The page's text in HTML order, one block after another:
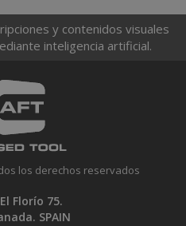
y contenidos visuales
inteligencia artificial.
los derechos reservados
Florío 75.
SPAIN